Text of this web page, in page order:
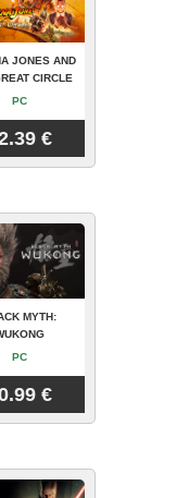
JONES AND
CIRCLE
PC
€
MYTH:
PC
€